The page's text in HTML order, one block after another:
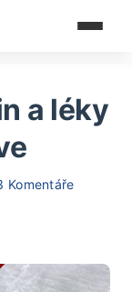
a léky
Komentáře